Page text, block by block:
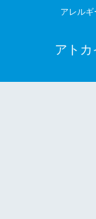
アレル
アトカ